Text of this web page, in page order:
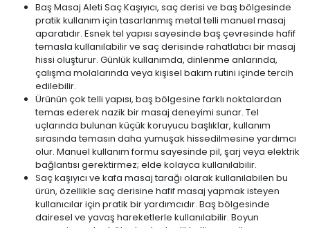
Baş Masaj Aleti Saç Kaşıyıcı, saç derisi ve baş bölgesinde
pratik kullanım için tasarlanmış metal telli manuel masaj
aparatıdır. Esnek tel yapısı sayesinde baş çevresinde hafif
temasla kullanılabilir ve saç derisinde rahatlatıcı bir masaj
hissi oluşturur. Günlük kullanımda, dinlenme anlarında,
çalışma molalarında veya kişisel bakım rutini içinde tercih
edilebilir.
Ürünün çok telli yapısı, baş bölgesine farklı noktalardan
temas ederek nazik bir masaj deneyimi sunar. Tel
uçlarında bulunan küçük koruyucu başlıklar, kullanım
sırasında temasın daha yumuşak hissedilmesine yardımcı
olur. Manuel kullanım formu sayesinde pil, şarj veya elektrik
bağlantısı gerektirmez; elde kolayca kullanılabilir.
Saç kaşıyıcı ve kafa masaj tarağı olarak kullanılabilen bu
ürün, özellikle saç derisine hafif masaj yapmak isteyen
kullanıcılar için pratik bir yardımcıdır. Baş bölgesinde
dairesel ve yavaş hareketlerle kullanılabilir. Boyun